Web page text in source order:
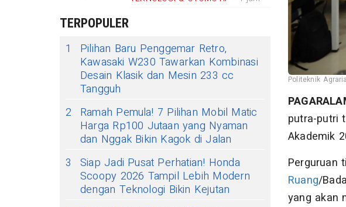
TERPOPULER
1
Pilihan Baru Penggemar Retro,
Kawasaki W230 Tawarkan Kombinasi
Desain Klasik dan Mesin 233 cc
Tangguh
2
Ramah Pemula! 7 Pilihan Mobil Matic
Harga Rp100 Jutaan yang Nyaman
dan Nggak Bikin Kagok di Jalan
3
Siap Jadi Pusat Perhatian! Honda
Scoopy 2026 Tampil Lebih Modern
dengan Teknologi Bikin Kejutan
Politeknik
putra-putri
Akademik
Perguruan
Ruang/
yang akan